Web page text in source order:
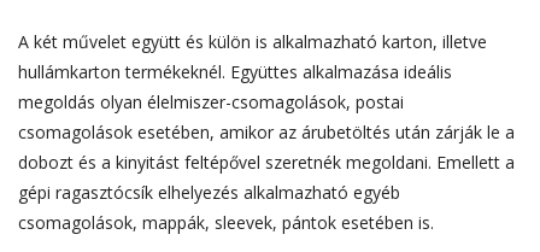
A két művelet együtt és külön is alkalmazható karton, illetve
hullámkarton termékeknél. Együttes alkalmazása ideális
megoldás olyan élelmiszer-csomagolások, postai
csomagolások esetében, amikor az árubetöltés után zárják le a
dobozt és a kinyitást feltépővel szeretnék megoldani. Emellett a
gépi ragasztócsík elhelyezés alkalmazható egyéb
csomagolások, mappák, sleevek, pántok esetében is.